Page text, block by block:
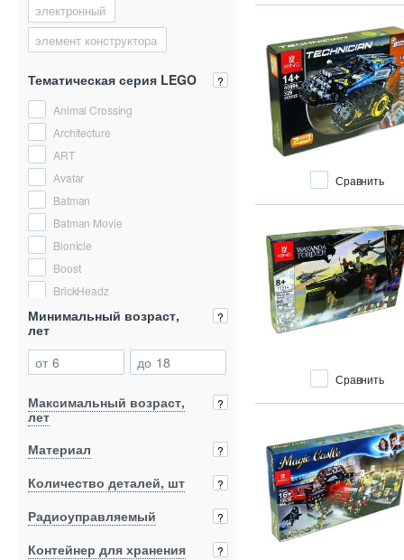
Сравнить
Сравнить
электронный
элемент конструктора
Тематическая серия LEGO
?
Animal Crossing
Architecture
ART
Avatar
Batman
Batman Movie
Bionicle
Boost
BrickHeadz
Cars
City
CombatZone
Creator Expert
DC Super Heroes
Despicable Me 4
Минимальный возраст,
лет
?
от до
Максимальный возраст,
лет
?
Материал ?
Количество деталей, шт ?
Радиоуправляемый ?
Контейнер для хранения ?